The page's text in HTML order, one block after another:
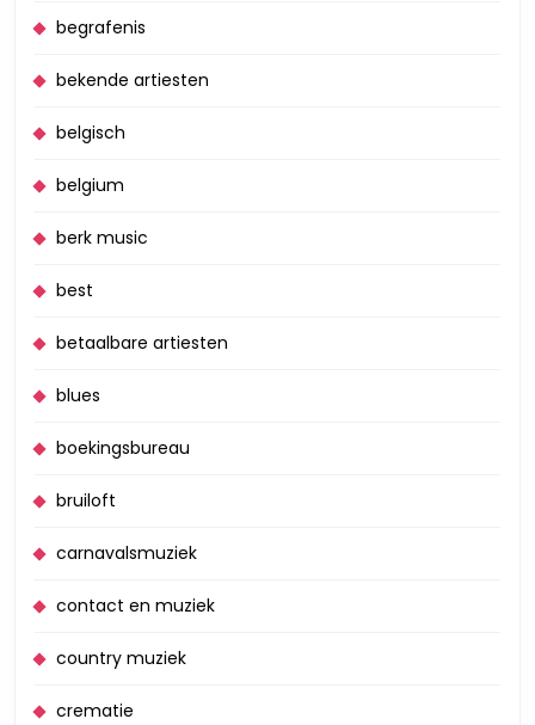
begrafenis
bekende artiesten
belgisch
belgium
berk music
best
betaalbare artiesten
blues
boekingsbureau
bruiloft
carnavalsmuziek
contact en muziek
country muziek
crematie